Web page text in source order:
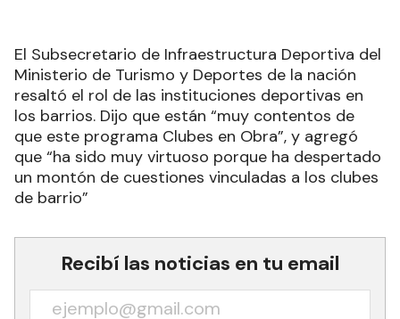
El Subsecretario de Infraestructura Deportiva del
Ministerio de Turismo y Deportes de la nación
resaltó el rol de las instituciones deportivas en
los barrios. Dijo que están “muy contentos de
que este programa Clubes en Obra”, y agregó
que “ha sido muy virtuoso porque ha despertado
un montón de cuestiones vinculadas a los clubes
de barrio”
Recibí las noticias en tu email